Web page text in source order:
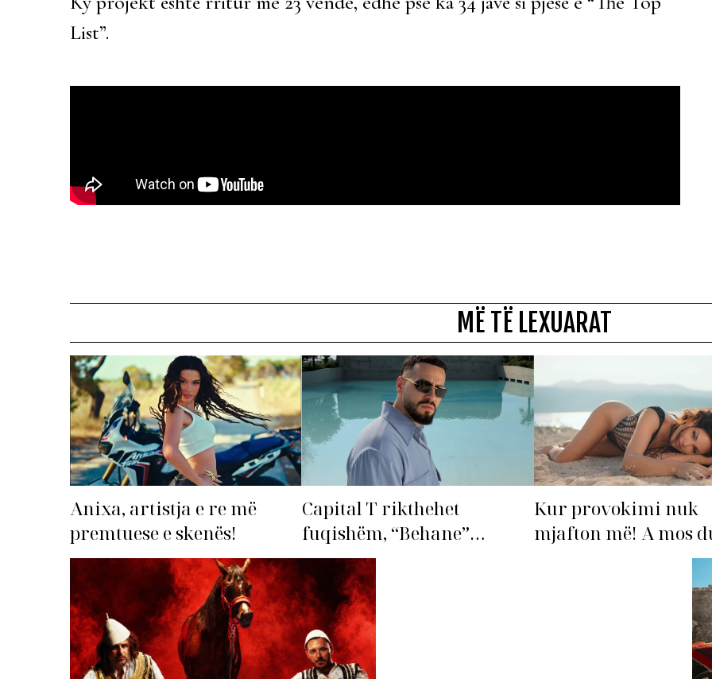
List”.
MË TË LEXUARAT
Anixa, artistja e re më
premtuese e skenës!
Capital T rikthehet
fuqishëm, “Behane”
premton të bëhet fiksimi i
radhës!
Kur provokimi nuk
mjafton më! A mos
‘dorëzohet’ Bleona?